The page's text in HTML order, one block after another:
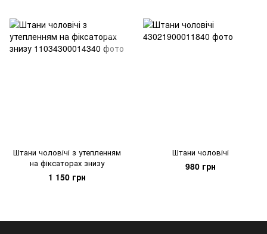
Штани чоловічі з утепленням
на фіксаторах знизу
1 150 грн
Штани чоловічі
980 грн